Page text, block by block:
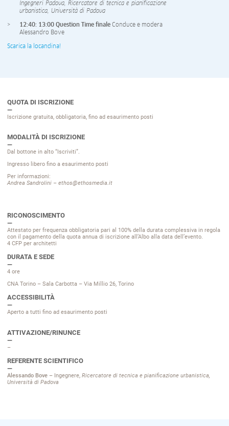
Ingegneri Padova, Ricercatore di tecnica e pianificazione
urbanistica, Università di Padova
12:40: 13:00 Question Time finale Conduce e modera
Alessandro Bove
Scarica la locandina!
QUOTA DI ISCRIZIONE
Iscrizione gratuita, obbligatoria, fino ad esaurimento posti
MODALITÀ DI ISCRIZIONE
Dal bottone in alto “Iscriviti”.
Ingresso libero fino a esaurimento posti
Per informazioni:
Andrea Sandrolini – ethos@ethosmedia.it
RICONOSCIMENTO
Attestato per frequenza obbligatoria pari al 100% della durata complessiva in regola
con il pagamento della quota annua di iscrizione all’Albo alla data dell’evento.
4 CFP per architetti
DURATA E SEDE
4 ore
CNA Torino – Sala Carbotta – Via Millio 26, Torino
ACCESSIBILITÀ
Aperto a tutti fino ad esaurimento posti
ATTIVAZIONE/RINUNCE
–
REFERENTE SCIENTIFICO
Alessando Bove – Ingegnere, Ricercatore di tecnica e pianificazione urbanistica,
Università di Padova